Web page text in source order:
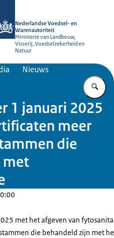
Nederlandse Voedsel- en
Warenautoriteit
Ministerie van Landbouw,
Visserij, Voedselzekerheid en
Natuur
Nieuws
1 januari 2025
meer
die
met
met het afgeven van
die behandeld zijn met